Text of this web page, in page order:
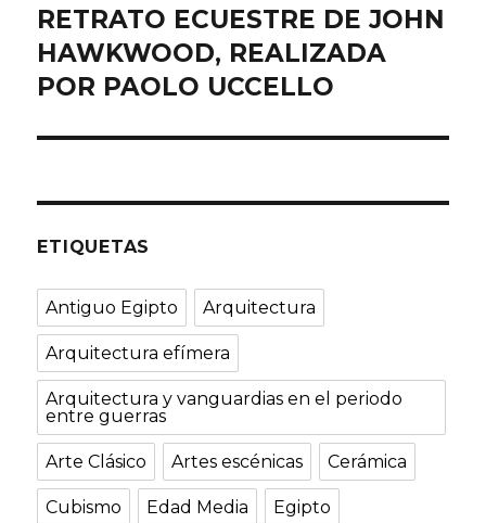
Entrada
siguiente:
RETRATO ECUESTRE DE JOHN
HAWKWOOD, REALIZADA
POR PAOLO UCCELLO
ETIQUETAS
Antiguo Egipto Arquitectura
Arquitectura efímera
Arquitectura y vanguardias en el periodo
entre guerras
Arte Clásico Artes escénicas Cerámica
Cubismo Edad Media Egipto